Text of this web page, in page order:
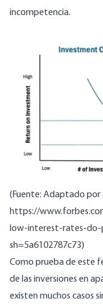
incompetencia.
(Fuente: Adaptado por
https://
low-interest-rates-do-
sh=5a6102787c73)
Como prueba de este
de las inversiones en
existen muchos casos